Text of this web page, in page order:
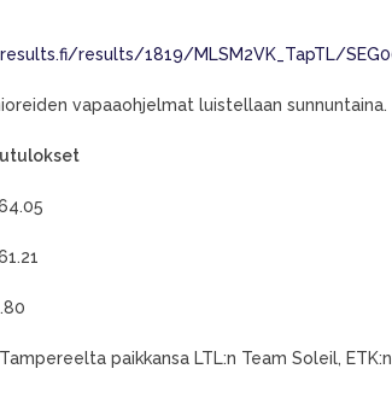
results/1819/MLSM2VK_TapTL/
vapaaohjelmat luistellaan sunnuntaina.
paikkansa LTL:n Team Soleil,